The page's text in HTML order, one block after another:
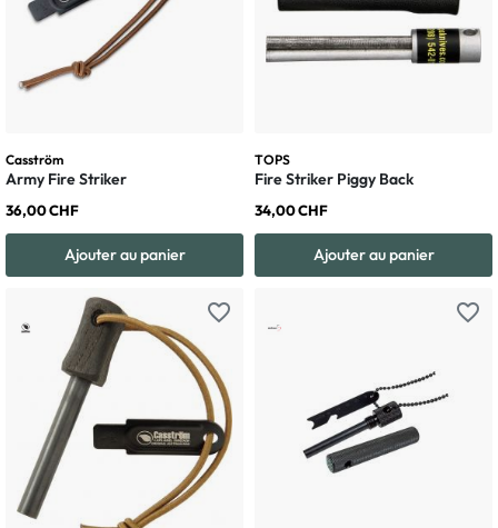
Casström
Army Fire Striker
36,00 CHF
Ajouter au panier
TOPS
Fire Striker Piggy Back
34,00 CHF
Ajouter au panier
favorite_border favorite_border